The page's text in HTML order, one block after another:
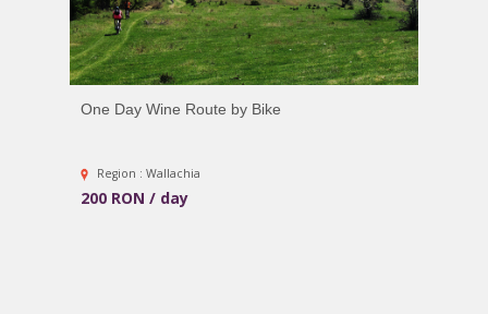
One Day Wine Route by Bike
Region : Wallachia
200 RON / day